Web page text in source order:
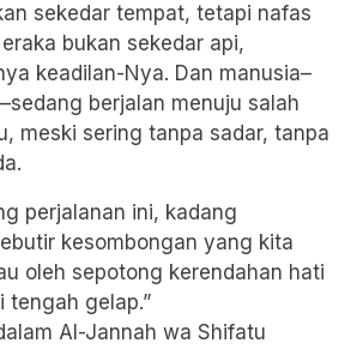
sekedar tempat, tetapi nafas
bukan sekedar api,
keadilan-Nya. Dan manusia–
berjalan menuju salah
meski sering tanpa sadar, tanpa
perjalanan ini, kadang
kesombongan yang kita
oleh sepotong kerendahan hati
tengah gelap.”
Al-Jannah wa Shifatu